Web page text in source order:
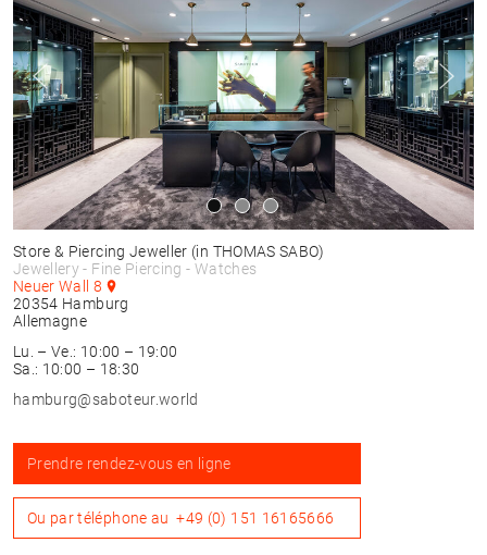
Store & Piercing Jeweller (in THOMAS SABO)
Jewellery - Fine Piercing - Watches
Neuer Wall 8
20354 Hamburg
Allemagne
Lu. – Ve.: 10:00 – 19:00
Sa.: 10:00 – 18:30
hamburg@saboteur.world
Prendre rendez-vous en ligne
Ou par téléphone au+49 (0) 151 16165666